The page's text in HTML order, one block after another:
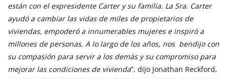
están con el expresidente Carter y su familia. La Sra. Carter
ayudó a cambiar las vidas de miles de propietarios de
viviendas, empoderó a innumerables mujeres e inspiró a
millones de personas. A lo largo de los años, nos bendijo con
su compasión para servir a los demás y su compromiso para
mejorar las condiciones de vivienda”, dijo Jonathan Reckford,